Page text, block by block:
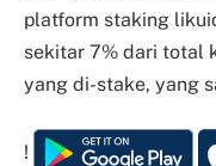
platform staking
sekitar 7% dari total
yang di-stake, yang
!